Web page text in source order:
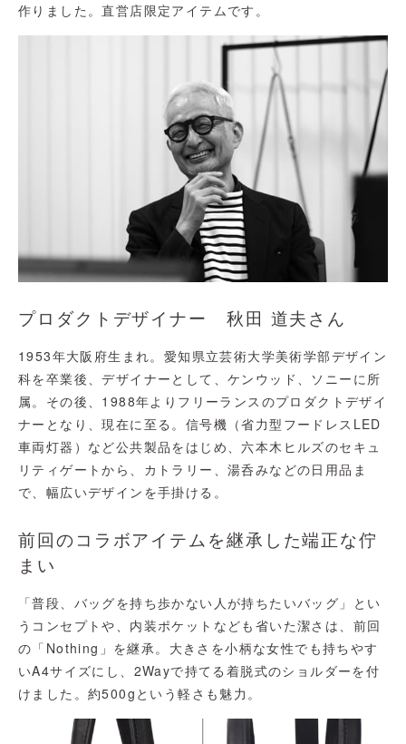
作りました。直営店限定アイテムです。
プロダクトデザイナー 秋田 道夫さん
1953年大阪府生まれ。愛知県立芸術大学美術学部デザイン
科を卒業後、デザイナーとして、ケンウッド、ソニーに所
属。その後、1988年よりフリーランスのプロダクトデザイ
ナーとなり、現在に至る。信号機（省力型フードレスLED
車両灯器）など公共製品をはじめ、六本木ヒルズのセキュ
リティゲートから、カトラリー、湯呑みなどの日用品ま
で、幅広いデザインを手掛ける。
前回のコラボアイテムを継承した端正な佇
まい
「普段、バッグを持ち歩かない人が持ちたいバッグ」とい
うコンセプトや、内装ポケットなども省いた潔さは、前回
の「Nothing」を継承。大きさを小柄な女性でも持ちやす
いA4サイズにし、2Wayで持てる着脱式のショルダーを付
けました。約500gという軽さも魅力。